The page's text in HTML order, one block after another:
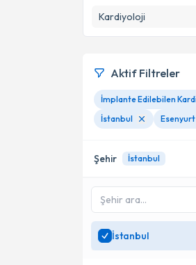
Kardiyoloji
Aktif Filtreler
İstanbul
Esenyurt
Şehir İstanbul
İstanbul